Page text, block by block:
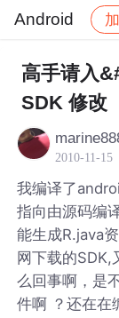
Android
社区
高手请入
SDK 修改
2010-11-15
我编译了
指向由源码编
能生成R.java
网下载的SDK,
么回事啊，是
件啊 ？还在在